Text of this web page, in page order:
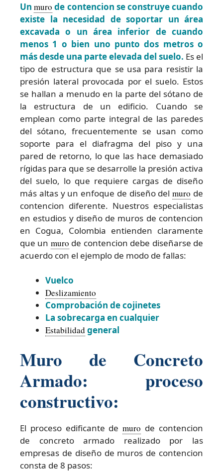
Unmuro de contencion se construye cuando
existe la necesidad de soportar un área
excavada o un área inferior de cuando
menos 1 o bien uno punto dos metros o
más desde una parte elevada del suelo. Es el
tipo de estructura que se usa para resistir la
presión lateral provocada por el suelo. Estos
se hallan a menudo en la parte del sótano de
la estructura de un edificio. Cuando se
emplean como parte integral de las paredes
del sótano, frecuentemente se usan como
soporte para el diafragma del piso y una
pared de retorno, lo que las hace demasiado
rígidas para que se desarrolle la presión activa
del suelo, lo que requiere cargas de diseño
más altas y un enfoque de diseño delmuro de
contencion diferente. Nuestros especialistas
en estudios y diseño de muros de contencion
en Cogua, Colombia entienden claramente
que un muro de contencion debe diseñarse de
acuerdo con el ejemplo de modo de fallas:
Vuelco
Deslizamiento
Comprobación de cojinetes
La sobrecarga en cualquier
Estabilidad general
Muro de Concreto
Armado: proceso
constructivo:
El proceso edificante demuro de contencion
de concreto armado realizado por las
empresas de diseño de muros de contencion
consta de 8 pasos: